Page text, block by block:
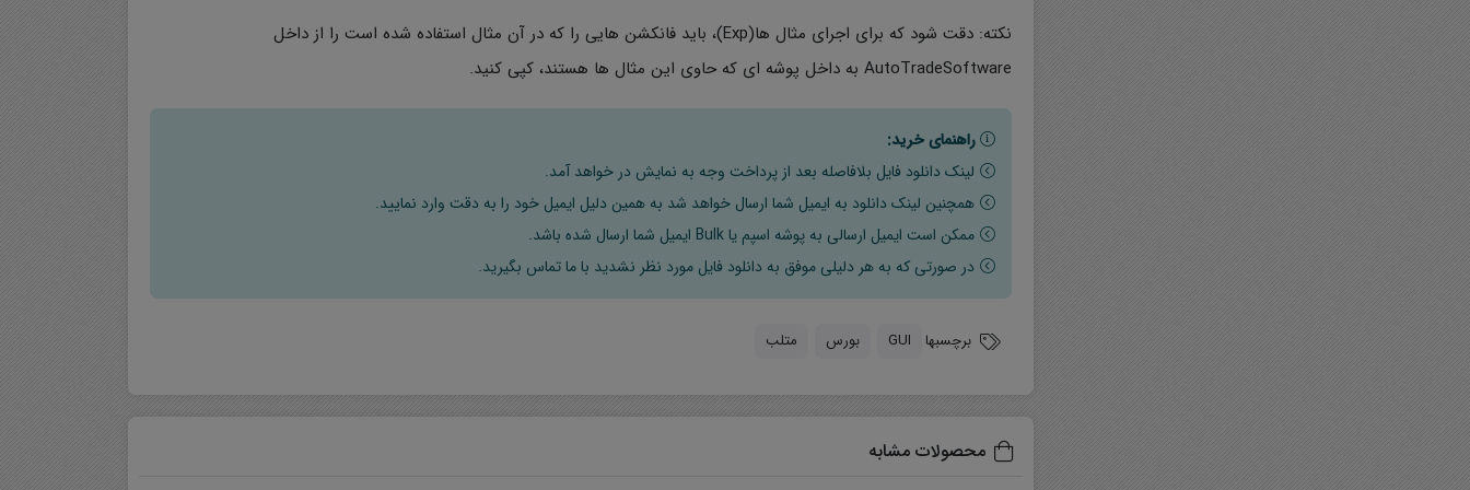
نکته: دقت شود که برای اجرای مثال ها(Exp)، باید فانکشن هایی را که در آن مثال استفاده شده است را از داخل
AutoTradeSoftware به داخل پوشه ای که حاوی این مثال ها هستند، کپی کنید.
راهنمای خرید:
لینک دانلود فایل بلافاصله بعد از پرداخت وجه به نمایش در خواهد آمد.
همچنین لینک دانلود به ایمیل شما ارسال خواهد شد به همین دلیل ایمیل خود را به دقت وارد نمایید.
ممکن است ایمیل ارسالی به پوشه اسپم یا Bulk ایمیل شما ارسال شده باشد.
در صورتی که به هر دلیلی موفق به دانلود فایل مورد نظر نشدید با ما تماس بگیرید.
برچسبها GUI بورس متلب
محصولات مشابه